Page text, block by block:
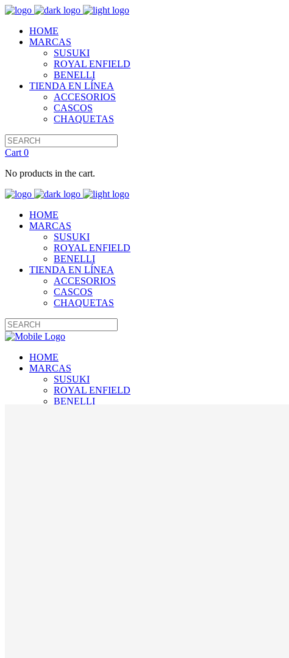
HOME
MARCAS
SUSUKI
ROYAL ENFIELD
BENELLI
TIENDA EN LÍNEA
ACCESORIOS
CASCOS
CHAQUETAS
Cart 0
No products in the cart.
HOME
MARCAS
SUSUKI
ROYAL ENFIELD
BENELLI
TIENDA EN LÍNEA
ACCESORIOS
CASCOS
CHAQUETAS
HOME
MARCAS
SUSUKI
ROYAL ENFIELD
BENELLI